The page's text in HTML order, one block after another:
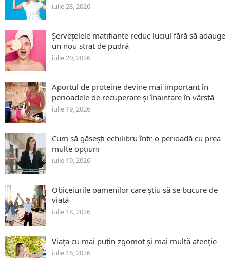
iulie 28, 2026
Șervețelele matifiante reduc luciul fără să adauge
un nou strat de pudră
iulie 20, 2026
Aportul de proteine devine mai important în
perioadele de recuperare și înaintare în vârstă
iulie 19, 2026
Cum să găsești echilibru într-o perioadă cu prea
multe opțiuni
iulie 19, 2026
Obiceiurile oamenilor care știu să se bucure de
viață
iulie 18, 2026
Viața cu mai puțin zgomot și mai multă atenție
iulie 16, 2026